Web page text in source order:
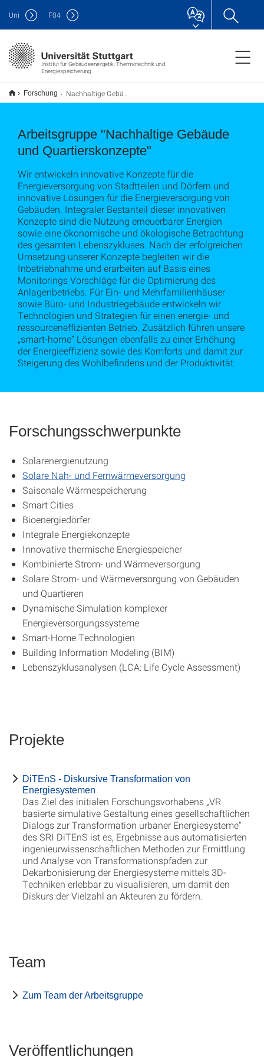
Institut für Gebäudeenergetik, Thermotechnik und
Energiespeicherung
Uni F04
Forschung Nachhaltige Gebäude und Quartierskonzepte
Arbeitsgruppe "Nachhaltige Gebäude
und Quartierskonzepte"
Wir entwickeln innovative Konzepte für die
Energieversorgung von Stadtteilen und Dörfern und
innovative Lösungen für die Energieversorgung von
Gebäuden. Integraler Bestanteil dieser innovativen
Konzepte sind die Nutzung erneuerbarer Energien
sowie eine ökonomische und ökologische Betrachtung
des gesamten Lebenszykluses. Nach der erfolgreichen
Umsetzung unserer Konzepte begleiten wir die
Inbetriebnahme und erarbeiten auf Basis eines
Monitorings Vorschläge für die Optimierung des
Anlagenbetriebs. Für Ein- und Mehrfamilienhäuser
sowie Büro- und Industriegebäude entwickeln wir
Technologien und Strategien für einen energie- und
ressourceneffizienten Betrieb. Zusätzlich führen unsere
„smart-home“ Lösungen ebenfalls zu einer Erhöhung
der Energieeffizienz sowie des Komforts und damit zur
Steigerung des Wohlbefindens und der Produktivität.
Forschungsschwerpunkte
Solarenergienutzung
Solare Nah- und Fernwärmeversorgung
Saisonale Wärmespeicherung
Smart Cities
Bioenergiedörfer
Integrale Energiekonzepte
Innovative thermische Energiespeicher
Kombinierte Strom- und Wärmeversorgung
Solare Strom- und Wärmeversorgung von Gebäuden
und Quartieren
Dynamische Simulation komplexer
Energieversorgungssysteme
Smart-Home Technologien
Building Information Modeling (BIM)
Lebenszyklusanalysen (LCA: Life Cycle Assessment)
Projekte
DiTEnS - Diskursive Transformation von
Energiesystemen
Das Ziel des initialen Forschungsvorhabens „VR
basierte simulative Gestaltung eines gesellschaftlichen
Dialogs zur Transformation urbaner Energiesysteme“
des SRI DiTEnS ist es, Ergebnisse aus automatisierten
ingenieurwissenschaftlichen Methoden zur Ermittlung
und Analyse von Transformationspfaden zur
Dekarbonisierung der Energiesysteme mittels 3D-
Techniken erlebbar zu visualisieren, um damit den
Diskurs der Vielzahl an Akteuren zu fördern.
Team
Zum Team der Arbeitsgruppe
Veröffentlichungen